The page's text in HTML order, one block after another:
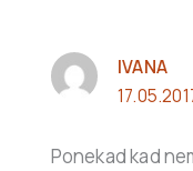
IVANA
Ponekad kad